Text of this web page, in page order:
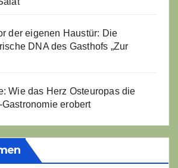
der eigenen Haustür: Die
DNA des Gasthofs „Zur
Wie das Herz Osteuropas die
erobert